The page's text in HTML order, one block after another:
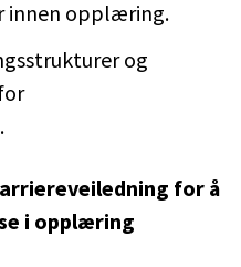
innen opplæring.
og
for å
i opplæring